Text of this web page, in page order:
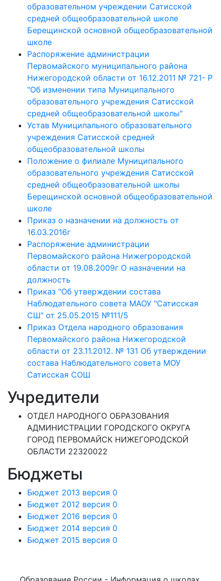
образовательном учреждении Сатисской
средней общеобразовательной школе
Берещинской основной общеобразовательной
школе
Распоряжение администрации
Первомайского муниципального района
Нижегородской области от 16.12.2011 № 721- Р
"Об изменении типа Муниципального
образовательного учреждения Сатисской
средней общеобразовательной школы"
Устав Муниципального образовательного
учреждения Сатисской средней
общеобразовательной школы
Положение о филиале Муниципального
образовательного учреждения Сатисской
средней общеобразовательной школы
Берещинской основной общеобразовательной
школе
Приказ о назначении на должность от
16.03.2016г
Распоряжение администрации
Первомайского района Нижегрородской
области от 19.08.2009г О назначении на
должность
Приказ "Об утверждении состава
Наблюдательного совета МАОУ "Сатисская
СШ" от 25.05.2015 №111/5
Приказ Отдела народного образования
Первомайского района Нижегородской
области от 23.11.2012. № 131 Об утверждении
состава Наблюдательного совета МОУ
Сатисская СОШ
Учредители
ОТДЕЛ НАРОДНОГО ОБРАЗОВАНИЯ
АДМИНИСТРАЦИИ ГОРОДСКОГО ОКРУГА
ГОРОД ПЕРВОМАЙСК НИЖЕГОРОДСКОЙ
ОБЛАСТИ 22320022
Бюджеты
Бюджет 2013 версия 0
Бюджет 2012 версия 0
Бюджет 2016 версия 0
Бюджет 2014 версия 0
Бюджет 2015 версия 0